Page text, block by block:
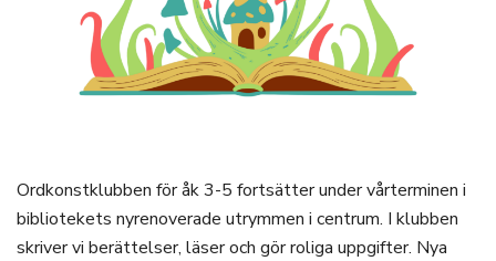
Ordkonstklubben för åk 3-5 fortsätter under vårterminen i
bibliotekets nyrenoverade utrymmen i centrum. I klubben
skriver vi berättelser, läser och gör roliga uppgifter. Nya